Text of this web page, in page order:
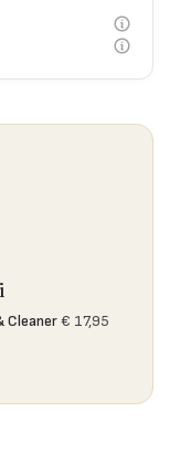
Cleaner€ 17,95